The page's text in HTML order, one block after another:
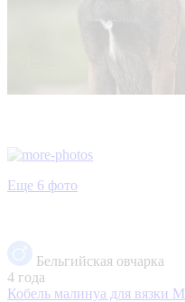
Еще 6 фото
Бельгийская овчарка
4 года
Кобель малинуа для вязки